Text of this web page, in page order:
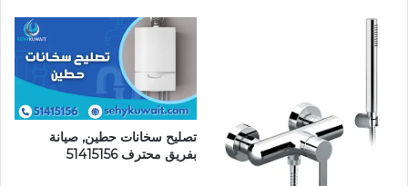
تصليح سخانات حطين, صيانة
بفريق محترف 51415156